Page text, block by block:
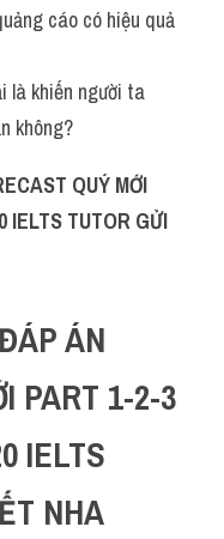
cáo có hiệu quả
là khiến người ta
không?
QUÝ MỚI
IELTS TUTOR GỬI
ÁN
PART 1-2-3
IELTS
NHA